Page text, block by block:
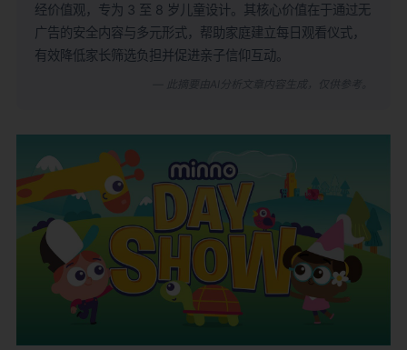
经价值观，专为 3 至 8 岁儿童设计。其核心价值在于通过无
广告的安全内容与多元形式，帮助家庭建立每日观看仪式，
有效降低家长筛选负担并促进亲子信仰互动。